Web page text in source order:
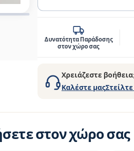
Δυνατότητα Παράδοσης
στον χώρο σας
Χρειάζεστε βοήθεια;
Καλέστε μας
στον χώρο σας